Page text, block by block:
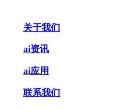
关于我们
ai资讯
ai应用
联系我们